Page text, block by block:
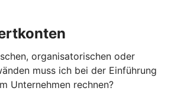
organisatorischen oder
muss ich bei der Einführung
Unternehmen rechnen?